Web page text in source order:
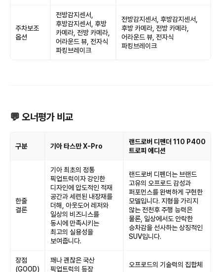
주차보조
옵션
전방감지센서,
후방감지센서, 후방
카메라, 전방 카메라,
어라운드 뷰, 전자식
파킹브레이크
전방감지센서, 후방감지센서,
후방 카메라, 전방 카메라,
어라운드 뷰, 전자식
파킹브레이크
💬 오너평가 비교
구분 기아 타스만 X-Pro
랜드로버 디펜더 110 P400
트로피 에디션
한줄
결론
기아 최초의 정통
픽업트럭이자 강인한
디자인에 압도적인 적재
공간과 세련된 내장재를
더해, 아웃도어 레저와
일상의 비즈니스를
동시에 만족시키는
최고의 실용성을
보여줍니다.
랜드로버 디펜더는 브랜드
고유의 오프로드 감성과
퍼포먼스를 완벽하게 구현한
모델입니다. 지형을 가리지
않는 전천후 주행 능력은
물론, 일상에서도 안락한
승차감을 선사하는 상징적인
SUV입니다.
장점
(GOOD)
꽤나 괜찮은 국산
픽업트럭의 등장
오프로드의 기술력의 집합체